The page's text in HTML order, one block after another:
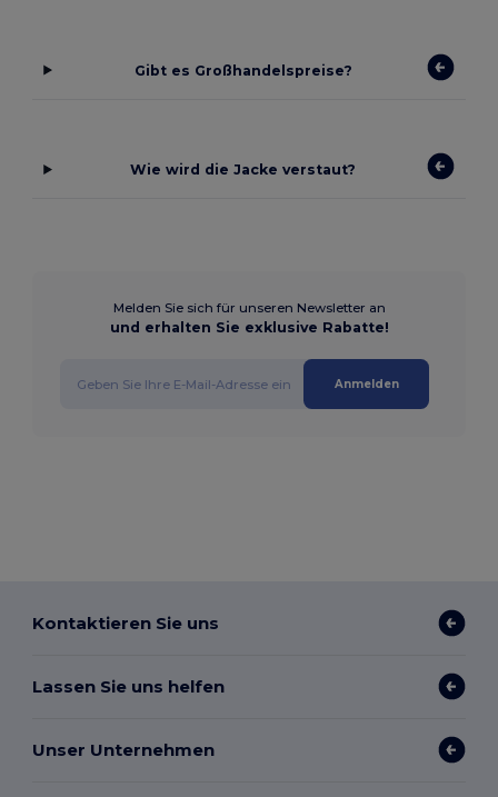
Gibt es Großhandelspreise?
Wie wird die Jacke verstaut?
Melden Sie sich für unseren Newsletter an
und erhalten Sie exklusive Rabatte!
Anmelden
Kontaktieren Sie uns
Lassen Sie uns helfen
Unser Unternehmen